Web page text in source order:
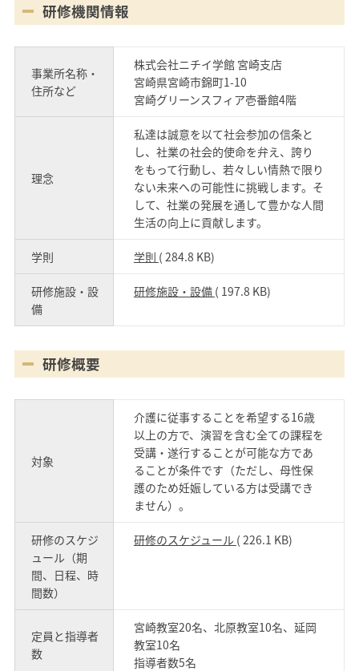
研修機関情報
事業所名称・
住所など
株式会社ニチイ学館 宮崎支店
宮崎県宮崎市錦町1-10
宮崎グリーンスフィア壱番館4階
理念
私達は誠意を以て社会参加の信条と
し、社業の社会的使命を弁え、誇り
をもって行動し、若々しい情熱で限り
ない未来への可能性に挑戦します。そ
して、社業の発展を通して豊かな人間
生活の向上に貢献します。
学則 学則 ( 284.8 KB)
研修施設・設
備
研修施設・設備 ( 197.8 KB)
研修概要
対象
介護に従事することを希望する16歳
以上の方で、演習を含む全ての課程を
受講・遂行することが可能な方であ
ることが条件です（ただし、母性保
護のため妊娠している方は受講でき
ません）。
研修のスケジ
ュール（期
間、日程、時
間数）
研修のスケジュール ( 226.1 KB)
定員と指導者
数
宮崎教室20名、北原教室10名、延岡
教室10名
指導者数5名